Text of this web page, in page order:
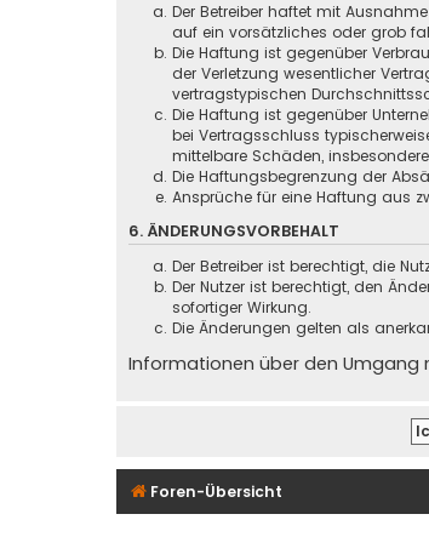
Der Betreiber haftet mit
auf ein vorsätzliches oder grob
Die Haftung ist gegenüber
der Verletzung wesentlicher
vertragstypischen
Die Haftung ist gegenüber
bei Vertragsschluss
mittelbare Schäden,
Die Haftungsbegrenzung der
Ansprüche für eine Haftung aus
6. ÄNDERUNGSVORBEHALT
Der Betreiber ist berechtigt, die
Der Nutzer ist berechtigt, den
sofortiger Wirkung.
Die Änderungen gelten als
Informationen über den Umgang
Foren-Übersicht